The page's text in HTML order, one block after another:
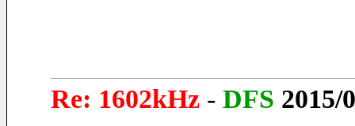
Re: 1602kHz - DFS 2015/